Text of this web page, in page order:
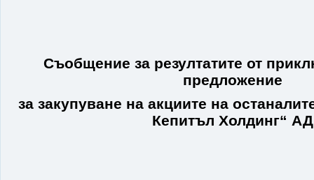
Съобщение за резултатите от
предложение
за закупуване на акциите на
Кепитъл Холдинг“ АД